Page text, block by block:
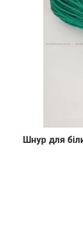
Шнур для